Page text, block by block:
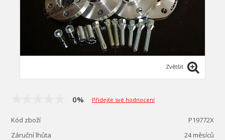
Zvětšit
0% Přidejte své hodnocení
Kód zboží
P19772X
Záruční lhůta
24 měsíců